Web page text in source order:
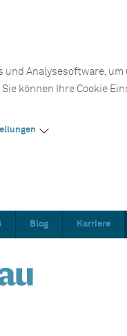
und Analysesoftware,
können Ihre Cookie
Blog Karriere